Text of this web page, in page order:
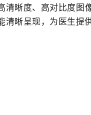
清晰度、高对比度图
清晰呈现，为医生提